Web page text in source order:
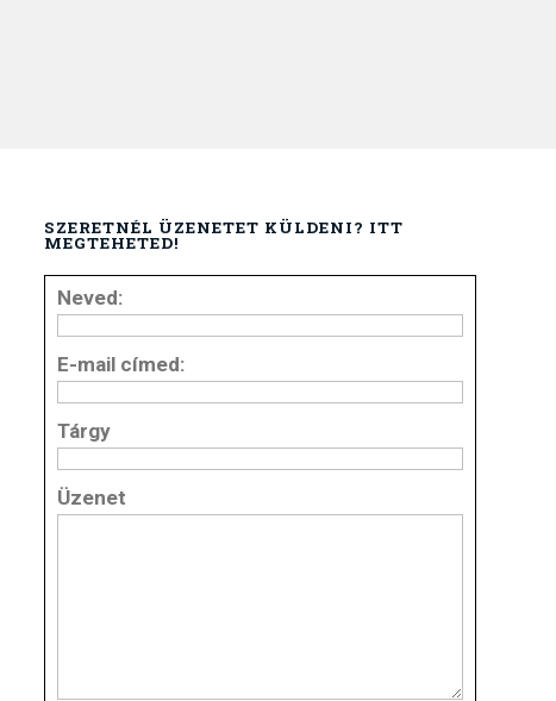
SZERETNÉL ÜZENETET KÜLDENI? ITT
MEGTEHETED!
Neved:
E-mail címed:
Tárgy
Üzenet